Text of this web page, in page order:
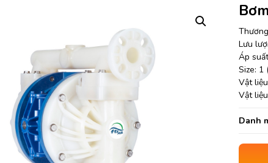
Lưu
Áp
Size: 1
Vật
Vật
Danh